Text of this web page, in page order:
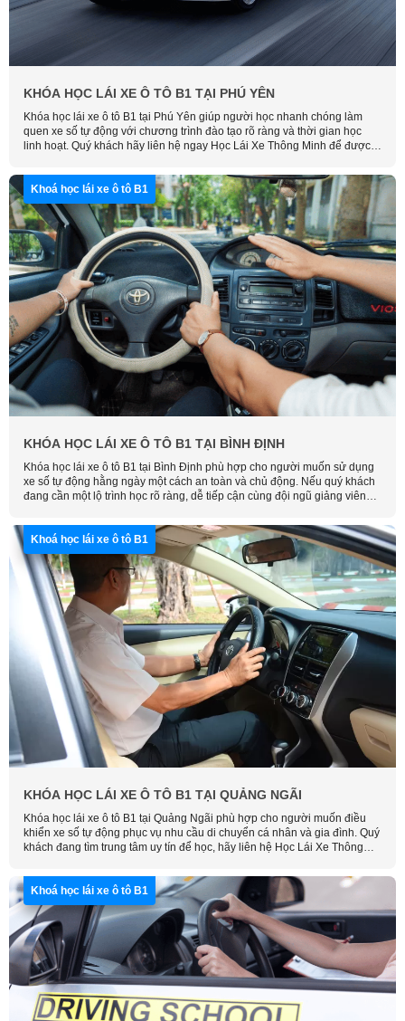
KHÓA HỌC LÁI XE Ô TÔ B1 TẠI PHÚ YÊN
Khóa học lái xe ô tô B1 tại Phú Yên giúp người học nhanh chóng làm
quen xe số tự động với chương trình đào tạo rõ ràng và thời gian học
linh hoạt. Quý khách hãy liên hệ ngay Học Lái Xe Thông Minh để được
nhất.
Khoá học lái xe ô tô B1
KHÓA HỌC LÁI XE Ô TÔ B1 TẠI BÌNH ĐỊNH
Khóa học lái xe ô tô B1 tại Bình Định phù hợp cho người muốn sử dụng
xe số tự động hằng ngày một cách an toàn và chủ động. Nếu quý khách
đang cần một lộ trình học rõ ràng, dễ tiếp cận cùng đội ngũ giảng viên
lịch học phù hợp nhất.
Khoá học lái xe ô tô B1
KHÓA HỌC LÁI XE Ô TÔ B1 TẠI QUẢNG NGÃI
Khóa học lái xe ô tô B1 tại Quảng Ngãi phù hợp cho người muốn điều
khiển xe số tự động phục vụ nhu cầu di chuyển cá nhân và gia đình. Quý
khách đang tìm trung tâm uy tín để học, hãy liên hệ Học Lái Xe Thông
của bạn.
Khoá học lái xe ô tô B1